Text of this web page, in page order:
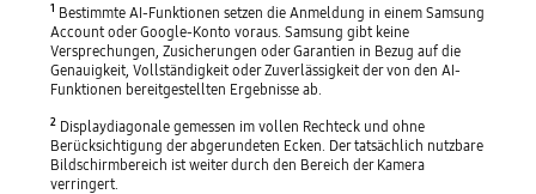
1 Bestimmte AI-Funktionen setzen die Anmeldung in einem Samsung
Account oder Google-Konto voraus. Samsung gibt keine
Versprechungen, Zusicherungen oder Garantien in Bezug auf die
Genauigkeit, Vollständigkeit oder Zuverlässigkeit der von den AI-
Funktionen bereitgestellten Ergebnisse ab.
2 Displaydiagonale gemessen im vollen Rechteck und ohne
Berücksichtigung der abgerundeten Ecken. Der tatsächlich nutzbare
Bildschirmbereich ist weiter durch den Bereich der Kamera
verringert.